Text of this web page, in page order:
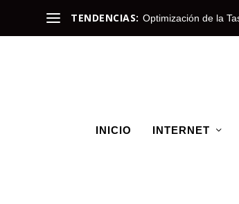
TENDENCIAS: Optimización de la
INICIO INTERNET